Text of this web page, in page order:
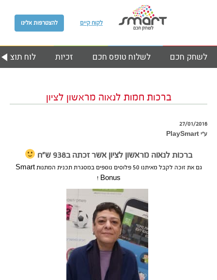
להצטרפות אלינו לקוח קיים
לוח זכיות לשלוח טופס חכם לשחק חכם
ברכות חמות לנאוה מראשון לציון
27/01/2016
ע״י PlaySmart
ברכות לנאוה מראשון לציון אשר זכתה ב938 ש”ח
גם את זוכה לקבל מאיתנו 50 פלוסים נוספים במסגרת תכנית המתנות Smart
Bonus !